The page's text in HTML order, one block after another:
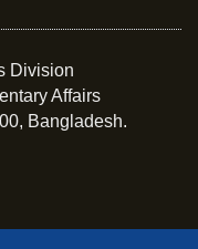
Division
Affairs
Bangladesh.